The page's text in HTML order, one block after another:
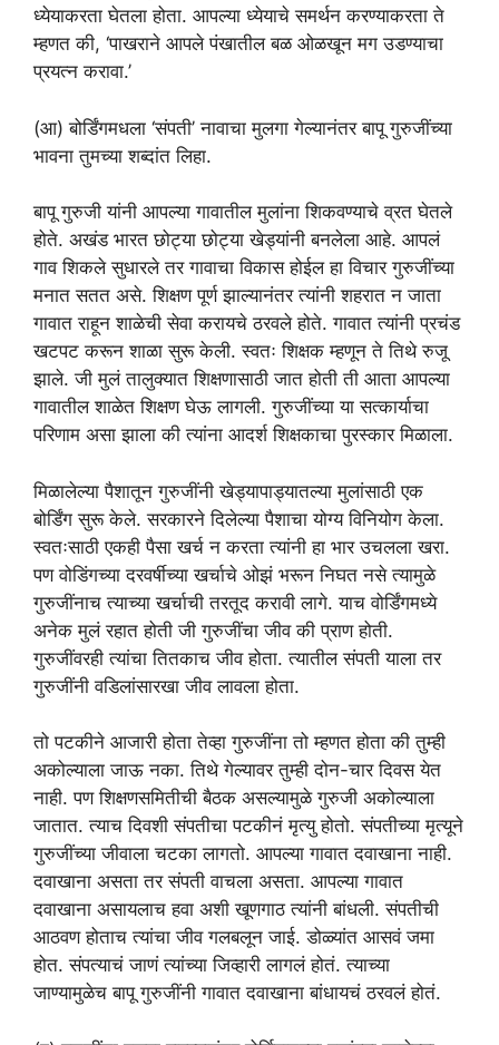
ध्येयाकरता घेतला होता. आपल्या ध्येयाचे समर्थन करण्याकरता ते
म्हणत की, ‘पाखराने आपले पंखातील बळ ओळखून मग उडण्याचा
प्रयत्न करावा.’
(आ) बोर्डिंगमधला ‘संपती’ नावाचा मुलगा गेल्यानंतर बापू गुरुजींच्या
भावना तुमच्या शब्दांत लिहा.
बापू गुरुजी यांनी आपल्या गावातील मुलांना शिकवण्याचे व्रत घेतले
होते. अखंड भारत छोट्या छोट्या खेड्यांनी बनलेला आहे. आपलं
गाव शिकले सुधारले तर गावाचा विकास होईल हा विचार गुरुजींच्या
मनात सतत असे. शिक्षण पूर्ण झाल्यानंतर त्यांनी शहरात न जाता
गावात राहून शाळेची सेवा करायचे ठरवले होते. गावात त्यांनी प्रचंड
खटपट करून शाळा सुरू केली. स्वतः शिक्षक म्हणून ते तिथे रुजू
झाले. जी मुलं तालुक्यात शिक्षणासाठी जात होती ती आता आपल्या
गावातील शाळेत शिक्षण घेऊ लागली. गुरुजींच्या या सत्कार्याचा
परिणाम असा झाला की त्यांना आदर्श शिक्षकाचा पुरस्कार मिळाला.
मिळालेल्या पैशातून गुरुजींनी खेड्यापाड्यातल्या मुलांसाठी एक
बोर्डिंग सुरू केले. सरकारने दिलेल्या पैशाचा योग्य विनियोग केला.
स्वतःसाठी एकही पैसा खर्च न करता त्यांनी हा भार उचलला खरा.
पण वोडिंगच्या दरवर्षीच्या खर्चाचे ओझं भरून निघत नसे त्यामुळे
गुरुजींनाच त्याच्या खर्चाची तरतूद करावी लागे. याच वोर्डिंगमध्ये
अनेक मुलं रहात होती जी गुरुजींचा जीव की प्राण होती.
गुरुजींवरही त्यांचा तितकाच जीव होता. त्यातील संपती याला तर
गुरुजींनी वडिलांसारखा जीव लावला होता.
तो पटकीने आजारी होता तेव्हा गुरुजींना तो म्हणत होता की तुम्ही
अकोल्याला जाऊ नका. तिथे गेल्यावर तुम्ही दोन-चार दिवस येत
नाही. पण शिक्षणसमितीची बैठक असल्यामुळे गुरुजी अकोल्याला
जातात. त्याच दिवशी संपतीचा पटकीनं मृत्यु होतो. संपतीच्या मृत्यूने
गुरुजींच्या जीवाला चटका लागतो. आपल्या गावात दवाखाना नाही.
दवाखाना असता तर संपती वाचला असता. आपल्या गावात
दवाखाना असायलाच हवा अशी खूणगाठ त्यांनी बांधली. संपतीची
आठवण होताच त्यांचा जीव गलबलून जाई. डोळ्यांत आसवं जमा
होत. संपत्याचं जाणं त्यांच्या जिव्हारी लागलं होतं. त्याच्या
जाण्यामुळेच बापू गुरुजींनी गावात दवाखाना बांधायचं ठरवलं होतं.